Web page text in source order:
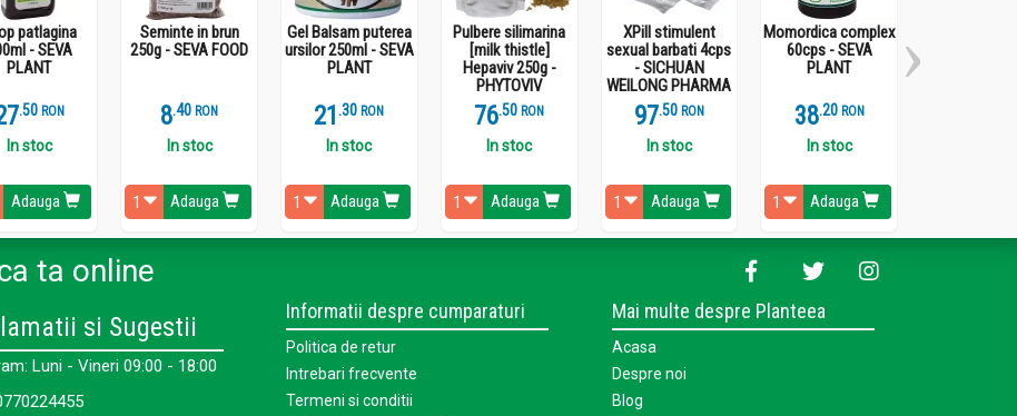
patlagina
- SEVA
PLANT
.5 RON
In stoc
Adauga
Seminte in brun
250g - SEVA FOOD
8.4 RON
In stoc
Adauga
Gel Balsam puterea
ursilor 250ml - SEVA
PLANT
21 .3 RON
In stoc
Adauga
Pulbere silimarina
[milk thistle]
Hepaviv 250g -
PHYTOVIV
76.5 RON
In stoc
Adauga
XPill stimulent
sexual barbati 4cps
- SICHUAN
WEILONG PHARMA
97.5 RON
In stoc
Adauga
Momordica complex
60cps - SEVA
PLANT
38.2 RON
In stoc
Adauga
ta online
si Sugestii
Luni - Vineri 09:00 - 18:00
Informatii despre cumparaturi
Politica de retur
Intrebari frecvente
Termeni si conditii
Mai multe despre Planteea
Acasa
Despre noi
Blog